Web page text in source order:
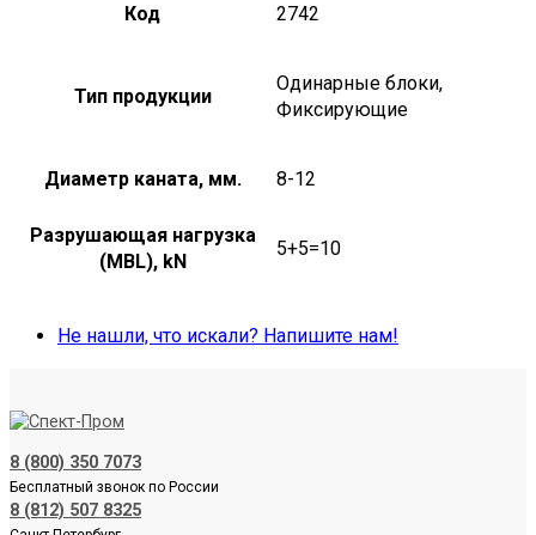
Код 2742
Тип продукции
Одинарные блоки,
Фиксирующие
Диаметр каната, мм. 8-12
Разрушающая нагрузка
(MBL), kN
5+5=10
Не нашли, что искали? Напишите нам!
8 (800) 350 7073
Бесплатный звонок по России
8 (812) 507 8325